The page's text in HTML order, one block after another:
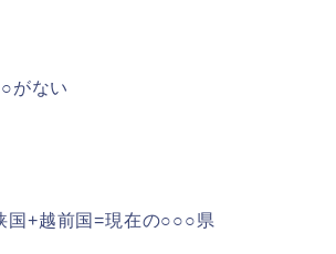
がない
国+越前国=現在の○○○県